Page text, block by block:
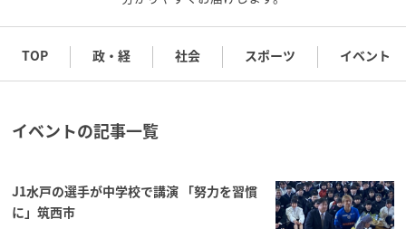
TOP 政・経 社会 スポーツ イベント
イベントの記事一覧
J1水戸の選手が中学校で講演 「努力を習慣
に」筑西市